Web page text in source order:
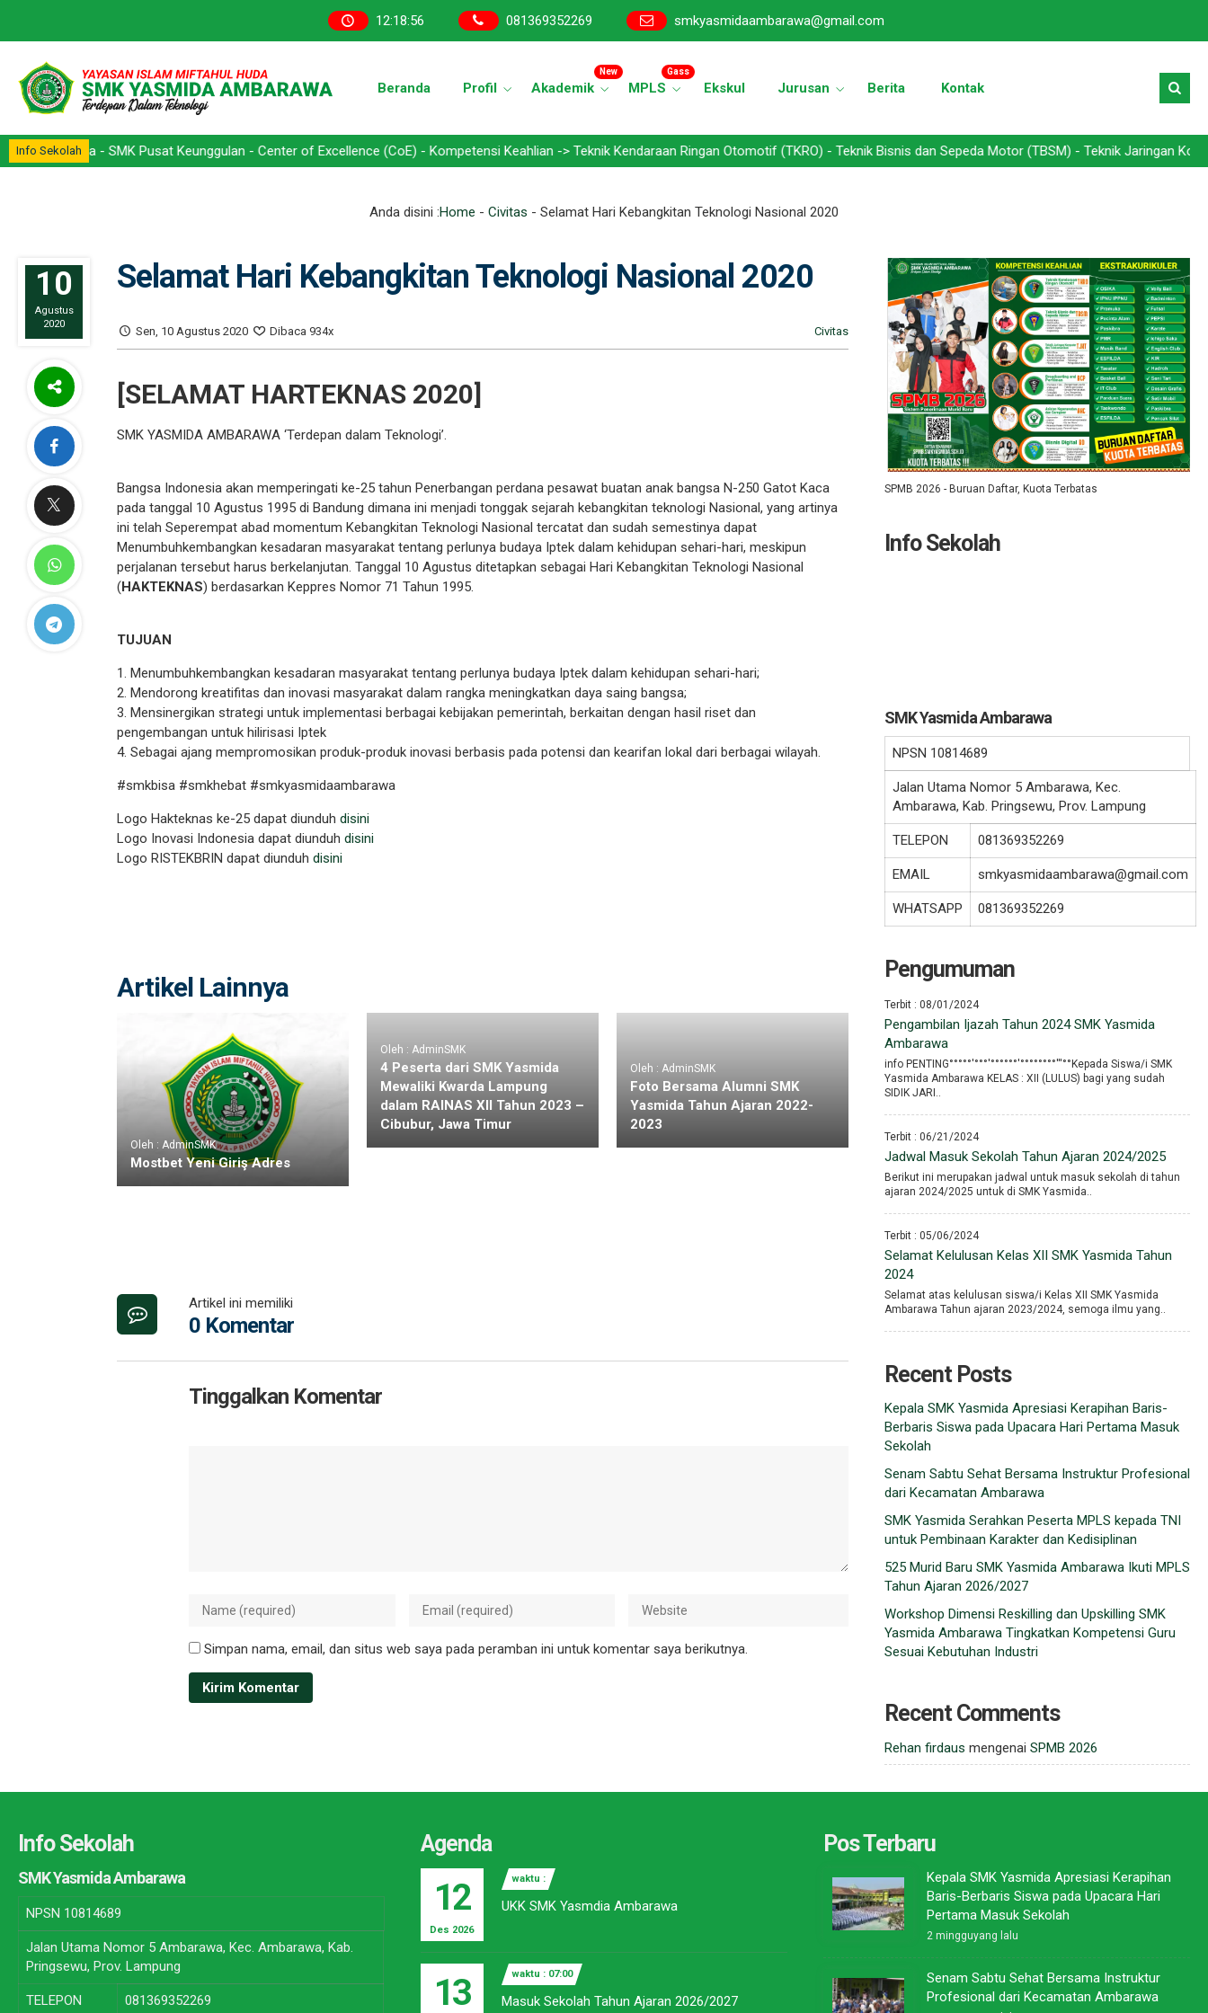
12:18:57 081369352269 smkyasmidaambarawa@gmail.com
Beranda Profil Akademik
New
MPLS
Gass
Ekskul Jurusan Berita Kontak
Info Sekolah- SMK Pusat Keunggulan - Center of Excellence (CoE) - Kompetensi Keahlian -> Teknik Kendaraan Ringan Otomotif (TKRO) - Teknik Bisnis dan Sepeda Motor (TBSM) - Teknik Jaringan
Anda disini :Home - Civitas - Selamat Hari Kebangkitan Teknologi Nasional 2020
10
Agustus
2020
Selamat Hari Kebangkitan Teknologi Nasional 2020
Sen, 10 Agustus 2020 Dibaca 934x Civitas
[SELAMAT HARTEKNAS 2020]
SMK YASMIDA AMBARAWA ‘Terdepan dalam Teknologi’.
Bangsa Indonesia akan memperingati ke-25 tahun Penerbangan perdana pesawat buatan anak bangsa N-250 Gatot Kaca
pada tanggal 10 Agustus 1995 di Bandung dimana ini menjadi tonggak sejarah kebangkitan teknologi Nasional, yang artinya
ini telah Seperempat abad momentum Kebangkitan Teknologi Nasional tercatat dan sudah semestinya dapat
Menumbuhkembangkan kesadaran masyarakat tentang perlunya budaya Iptek dalam kehidupan sehari-hari, meskipun
perjalanan tersebut harus berkelanjutan. Tanggal 10 Agustus ditetapkan sebagai Hari Kebangkitan Teknologi Nasional
(HAKTEKNAS) berdasarkan Keppres Nomor 71 Tahun 1995.
TUJUAN
1. Menumbuhkembangkan kesadaran masyarakat tentang perlunya budaya Iptek dalam kehidupan sehari-hari;
2. Mendorong kreatifitas dan inovasi masyarakat dalam rangka meningkatkan daya saing bangsa;
3. Mensinergikan strategi untuk implementasi berbagai kebijakan pemerintah, berkaitan dengan hasil riset dan
pengembangan untuk hilirisasi Iptek
4. Sebagai ajang mempromosikan produk-produk inovasi berbasis pada potensi dan kearifan lokal dari berbagai wilayah.
#smkbisa #smkhebat #smkyasmidaambarawa
Logo Hakteknas ke-25 dapat diunduh disini
Logo Inovasi Indonesia dapat diunduh disini
Logo RISTEKBRIN dapat diunduh disini
Artikel Lainnya
Oleh : AdminSMK
Mostbet Yeni Giriş Adres
Oleh : AdminSMK
4 Peserta dari SMK Yasmida
Mewaliki Kwarda Lampung
dalam RAINAS XII Tahun 2023 –
Cibubur, Jawa Timur
Oleh : AdminSMK
Foto Bersama Alumni SMK
Yasmida Tahun Ajaran 2022-
2023
Artikel ini memiliki
0 Komentar
Tinggalkan Komentar
Simpan nama, email, dan situs web saya pada peramban ini untuk komentar saya berikutnya.
SPMB 2026 - Buruan Daftar, Kuota Terbatas
Info Sekolah
SMK Yasmida Ambarawa
NPSN 10814689
Jalan Utama Nomor 5 Ambarawa, Kec.
Ambarawa, Kab. Pringsewu, Prov. Lampung
TELEPON 081369352269
EMAIL smkyasmidaambarawa@gmail.com
WHATSAPP 081369352269
Pengumuman
Terbit : 08/01/2024
Pengambilan Ijazah Tahun 2024 SMK Yasmida
Ambarawa
info PENTING°°°°°′°°°′°°°°°°′°°°°°°°°′′′°°Kepada Siswa/i SMK
Yasmida Ambarawa KELAS : XII (LULUS) bagi yang sudah
SIDIK JARI..
Terbit : 06/21/2024
Jadwal Masuk Sekolah Tahun Ajaran 2024/2025
Berikut ini merupakan jadwal untuk masuk sekolah di tahun
ajaran 2024/2025 untuk di SMK Yasmida..
Terbit : 05/06/2024
Selamat Kelulusan Kelas XII SMK Yasmida Tahun
2024
Selamat atas kelulusan siswa/i Kelas XII SMK Yasmida
Ambarawa Tahun ajaran 2023/2024, semoga ilmu yang..
Recent Posts
Kepala SMK Yasmida Apresiasi Kerapihan Baris-
Berbaris Siswa pada Upacara Hari Pertama Masuk
Sekolah
Senam Sabtu Sehat Bersama Instruktur Profesional
dari Kecamatan Ambarawa
SMK Yasmida Serahkan Peserta MPLS kepada TNI
untuk Pembinaan Karakter dan Kedisiplinan
525 Murid Baru SMK Yasmida Ambarawa Ikuti MPLS
Tahun Ajaran 2026/2027
Workshop Dimensi Reskilling dan Upskilling SMK
Yasmida Ambarawa Tingkatkan Kompetensi Guru
Sesuai Kebutuhan Industri
Recent Comments
Rehan firdaus mengenai SPMB 2026
Info Sekolah
SMK Yasmida Ambarawa
NPSN 10814689
Jalan Utama Nomor 5 Ambarawa, Kec. Ambarawa, Kab.
Pringsewu, Prov. Lampung
TELEPON 081369352269
Agenda
12
Des 2026
waktu :
UKK SMK Yasmdia Ambarawa
13 waktu : 07:00
Masuk Sekolah Tahun Ajaran 2026/2027
Pos Terbaru
Kepala SMK Yasmida Apresiasi Kerapihan
Baris-Berbaris Siswa pada Upacara Hari
Pertama Masuk Sekolah
2 mingguyang lalu
Senam Sabtu Sehat Bersama Instruktur
Profesional dari Kecamatan Ambarawa